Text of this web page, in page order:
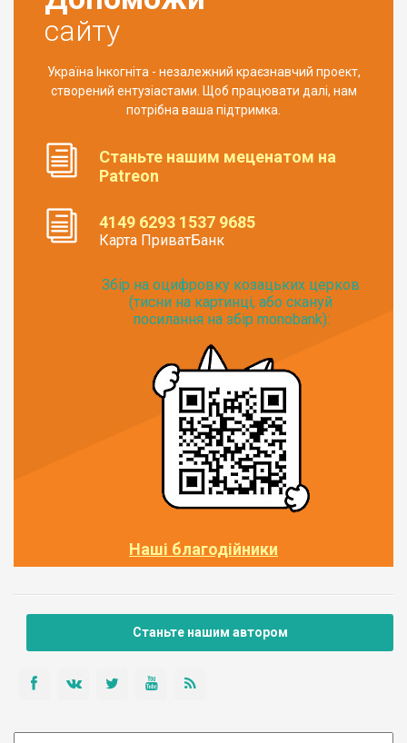
сайту
Україна Інкогніта - незалежний краєзнавчий проект,
створений ентузіастами. Щоб працювати далі, нам
потрібна ваша підтримка.
Станьте нашим меценатом на
Patreon
4149 6293 1537 9685
Карта ПриватБанк
Збір на оцифровку козацьких церков
(тисни на картинці, або скануй
посилання на збір monobank):
Наші благодійники
Станьте нашим автором